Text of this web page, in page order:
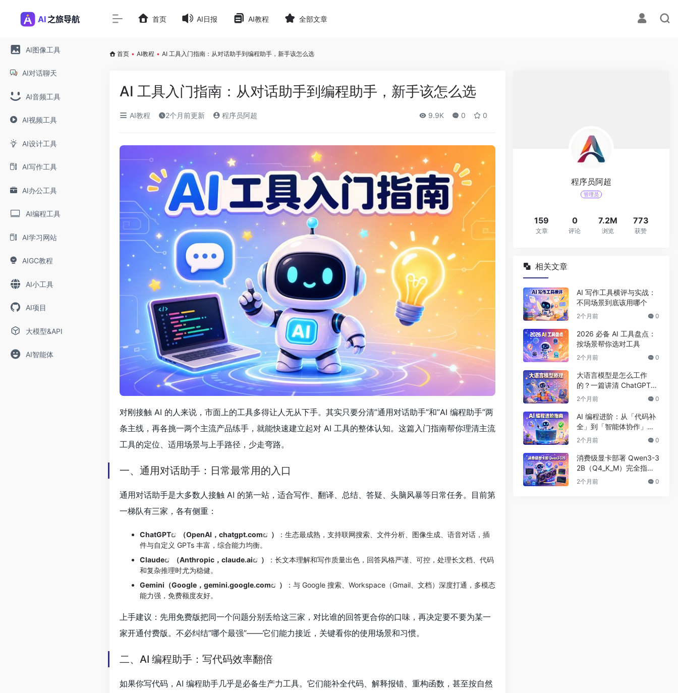
AI图像工具
AI对话聊天
AI音频工具
AI视频工具
AI设计工具
AI写作工具
AI办公工具
AI编程工具
AI学习网站
AIGC教程
AI小工具
AI项目
大模型&API
AI智能体
首页 AI日报 AI教程 全部文章
首页 • AI教程 • AI 工具入门指南：从对话助手到编程助手，新手该怎么选
AI 工具入门指南：从对话助手到编程助手，新手该怎么选
AI教程 2个月前更新 程序员阿超 9.9K 0 0
对刚接触 AI 的人来说，市面上的工具多得让人无从下手。其实只要分清”通用对话助手”和”AI 编程助手”两
条主线，再各挑一两个主流产品练手，就能快速建立起对 AI 工具的整体认知。这篇入门指南帮你理清主流
工具的定位、适用场景与上手路径，少走弯路。
一、通用对话助手：日常最常用的入口
通用对话助手是大多数人接触 AI 的第一站，适合写作、翻译、总结、答疑、头脑风暴等日常任务。目前第
一梯队有三家，各有侧重：
ChatGPT （OpenAI， chatgpt.com ）
：生态最成熟，支持联网搜索、文件分析、图像生成、语音对话，插
件与自定义 GPTs 丰富，综合能力均衡。
Claude
（Anthropic， claude.ai ）
：长文本理解和写作质量出色，回答风格严谨、可控，处理长文档、代码
和复杂推理时尤为稳健。
Gemini（Google， gemini.google.com ）
：与 Google 搜索、Workspace（Gmail、文档）深度打通，多模态
能力强，免费额度友好。
上手建议：先用免费版把同一个问题分别丢给这三家，对比谁的回答更合你的口味，再决定要不要为某一
家开通付费版。不必纠结”哪个最强”——它们能力接近，关键看你的使用场景和习惯。
二、AI 编程助手：写代码效率翻倍
如果你写代码，AI 编程助手几乎是必备生产力工具。它们能补全代码、解释报错、重构函数，甚至按自然
程序员阿超
管理员
159
文章
0
评论
7.2M
浏览
773
获赞
相关文章
AI 写作工具横评与实战：
不同场景到底该用哪个
2个月前 0
2026 必备 AI 工具盘点：
按场景帮你选对工具
2个月前 0
大语言模型是怎么工作
的？一篇讲清 ChatGPT
背后的原理
2个月前 0
AI 编程进阶：从「代码补
全」到「智能体协作」的
开发新范式
2个月前 0
消费级显卡部署 Qwen3-3
2B（Q4_K_M）完全指南:
显存测算、工具选择与国
2个月前 0